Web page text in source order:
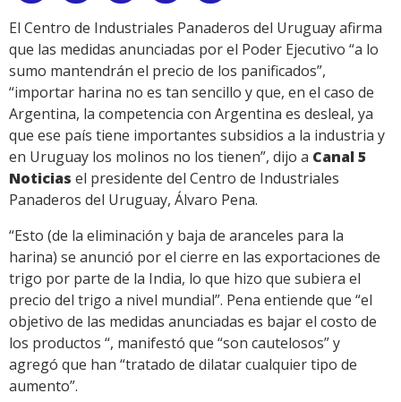
Link
El Centro de Industriales Panaderos del Uruguay afirma
que las medidas anunciadas por el Poder Ejecutivo “a lo
sumo mantendrán el precio de los panificados”,
“importar harina no es tan sencillo y que, en el caso de
Argentina, la competencia con Argentina es desleal, ya
que ese país tiene importantes subsidios a la industria y
en Uruguay los molinos no los tienen”, dijo a Canal 5
Noticias el presidente del Centro de Industriales
Panaderos del Uruguay, Álvaro Pena.
“Esto (de la eliminación y baja de aranceles para la
harina) se anunció por el cierre en las exportaciones de
trigo por parte de la India, lo que hizo que subiera el
precio del trigo a nivel mundial”. Pena entiende que “el
objetivo de las medidas anunciadas es bajar el costo de
los productos “, manifestó que “son cautelosos” y
agregó que han “tratado de dilatar cualquier tipo de
aumento”.